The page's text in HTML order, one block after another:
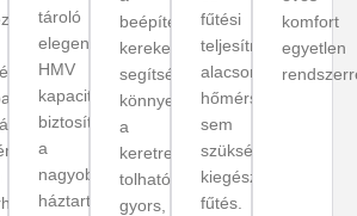
tároló
elegendő
HMV
kapacitást
biztosít
a
nagyobb
háztartások
beépített
kerekek
segítségével
könnyedén
a
keretre
tolható:
gyors,
fűtési
teljesítmény:
alacsony
hőmérsékleten
sem
szükséges
kiegészítő
fűtés.
komfort
egyetlen